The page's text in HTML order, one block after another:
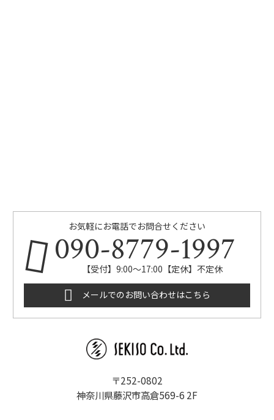
お気軽にお電話でお問合せください
090-8779-1997
【受付】9:00～17:00【定休】不定休
メールでのお問い合わせはこちら
〒252-0802
神奈川県藤沢市高倉569-6 2F